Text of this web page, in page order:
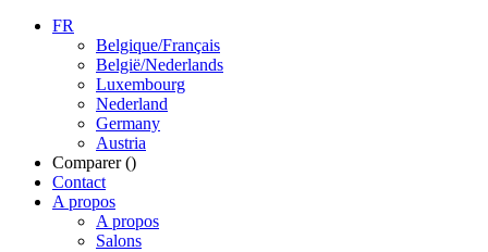
FR
Belgique/Français
België/Nederlands
Luxembourg
Nederland
Germany
Austria
Comparer ()
Contact
A propos
A propos
Salons